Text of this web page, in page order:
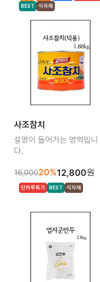
BEST
식자재
사조참치
설명이 들어가는 영역입니
다.
16,00020%12,800원
단하루특가 BEST 식자재